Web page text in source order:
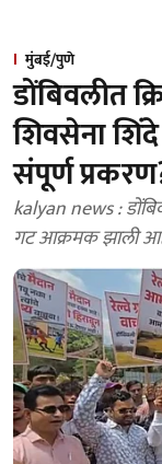
मुंबई/पुणे
डोंबिवलीत
शिवसेना
संपूर्ण
kalyan news :
गट आक्रमक झाली